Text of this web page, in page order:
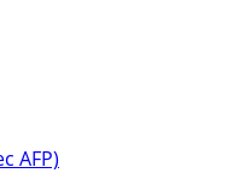
AFP)